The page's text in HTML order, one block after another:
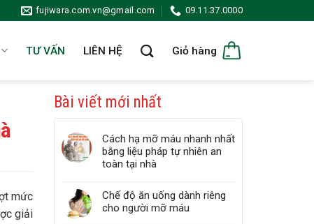
fujiwara.com.vn@gmail.com 09.11.37.0000
TƯ VẤN LIÊN HỆ Giỏ hàng
mức
giải
Bài viết mới nhất
Cách hạ mỡ máu nhanh nhất
bằng liệu pháp tự nhiên an
toàn tại nhà
Chế độ ăn uống dành riêng
cho người mỡ máu